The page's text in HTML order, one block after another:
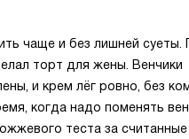
чаще и без лишней суеты.
торт для жены. Венчики
и крем лёг ровно, без
когда надо поменять
теста за считанные